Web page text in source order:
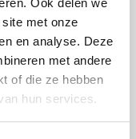
Ook delen we
met onze
en analyse. Deze
met andere
of die ze hebben
hun services.
de muur
op elke
klein